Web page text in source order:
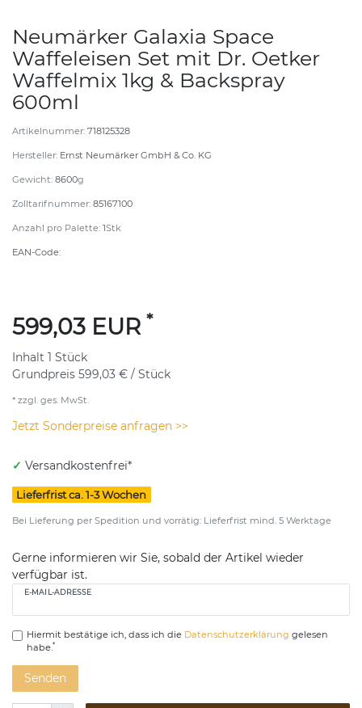
Neumärker Galaxia Space
Waffeleisen Set mit Dr. Oetker
Waffelmix 1kg & Backspray
600ml
Artikelnummer: 718125328
Hersteller: Ernst Neumärker GmbH & Co. KG
Gewicht: 8600g
Zolltarifnummer: 85167100
Anzahl pro Palette: 1Stk
EAN-Code:
599,03 EUR *
Inhalt 1 Stück
Grundpreis 599,03 € / Stück
* zzgl. ges. MwSt.
Jetzt Sonderpreise anfragen >>
✓ Versandkostenfrei*
Lieferfrist ca. 1-3 Wochen
Bei Lieferung per Spedition und vorrätig: Lieferfrist mind. 5 Werktage
Gerne informieren wir Sie, sobald der Artikel wieder
verfügbar ist.
E-MAIL-ADRESSE
Hiermit bestätige ich, dass ich die Daten­schutz­erklärung gelesen
habe.*
Senden